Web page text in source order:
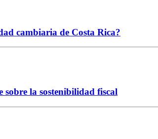
cambiaria de Costa Rica?
la sostenibilidad fiscal